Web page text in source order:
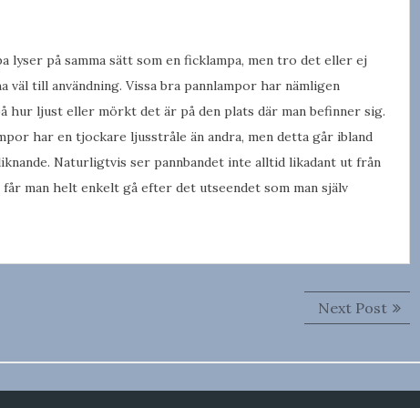
lyser på samma sätt som en ficklampa, men tro det eller ej
till användning. Vissa bra pannlampor har nämligen
hur ljust eller mörkt det är på den plats där man befinner sig.
har en tjockare ljusstråle än andra, men detta går ibland
Naturligtvis ser pannbandet inte alltid likadant ut från
man helt enkelt gå efter det utseendet som man själv
Next PostNext